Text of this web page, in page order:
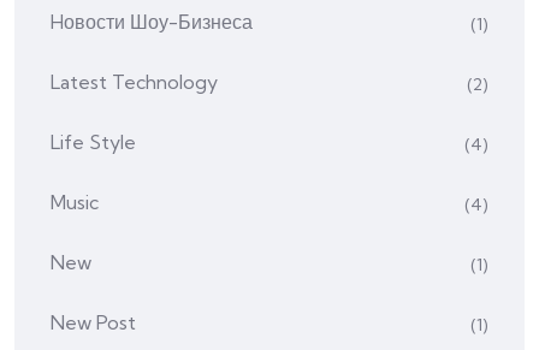
Hовости Шоу-Бизнеса (1)
Latest Technology (2)
Life Style (4)
Music (4)
New (1)
New Post (1)